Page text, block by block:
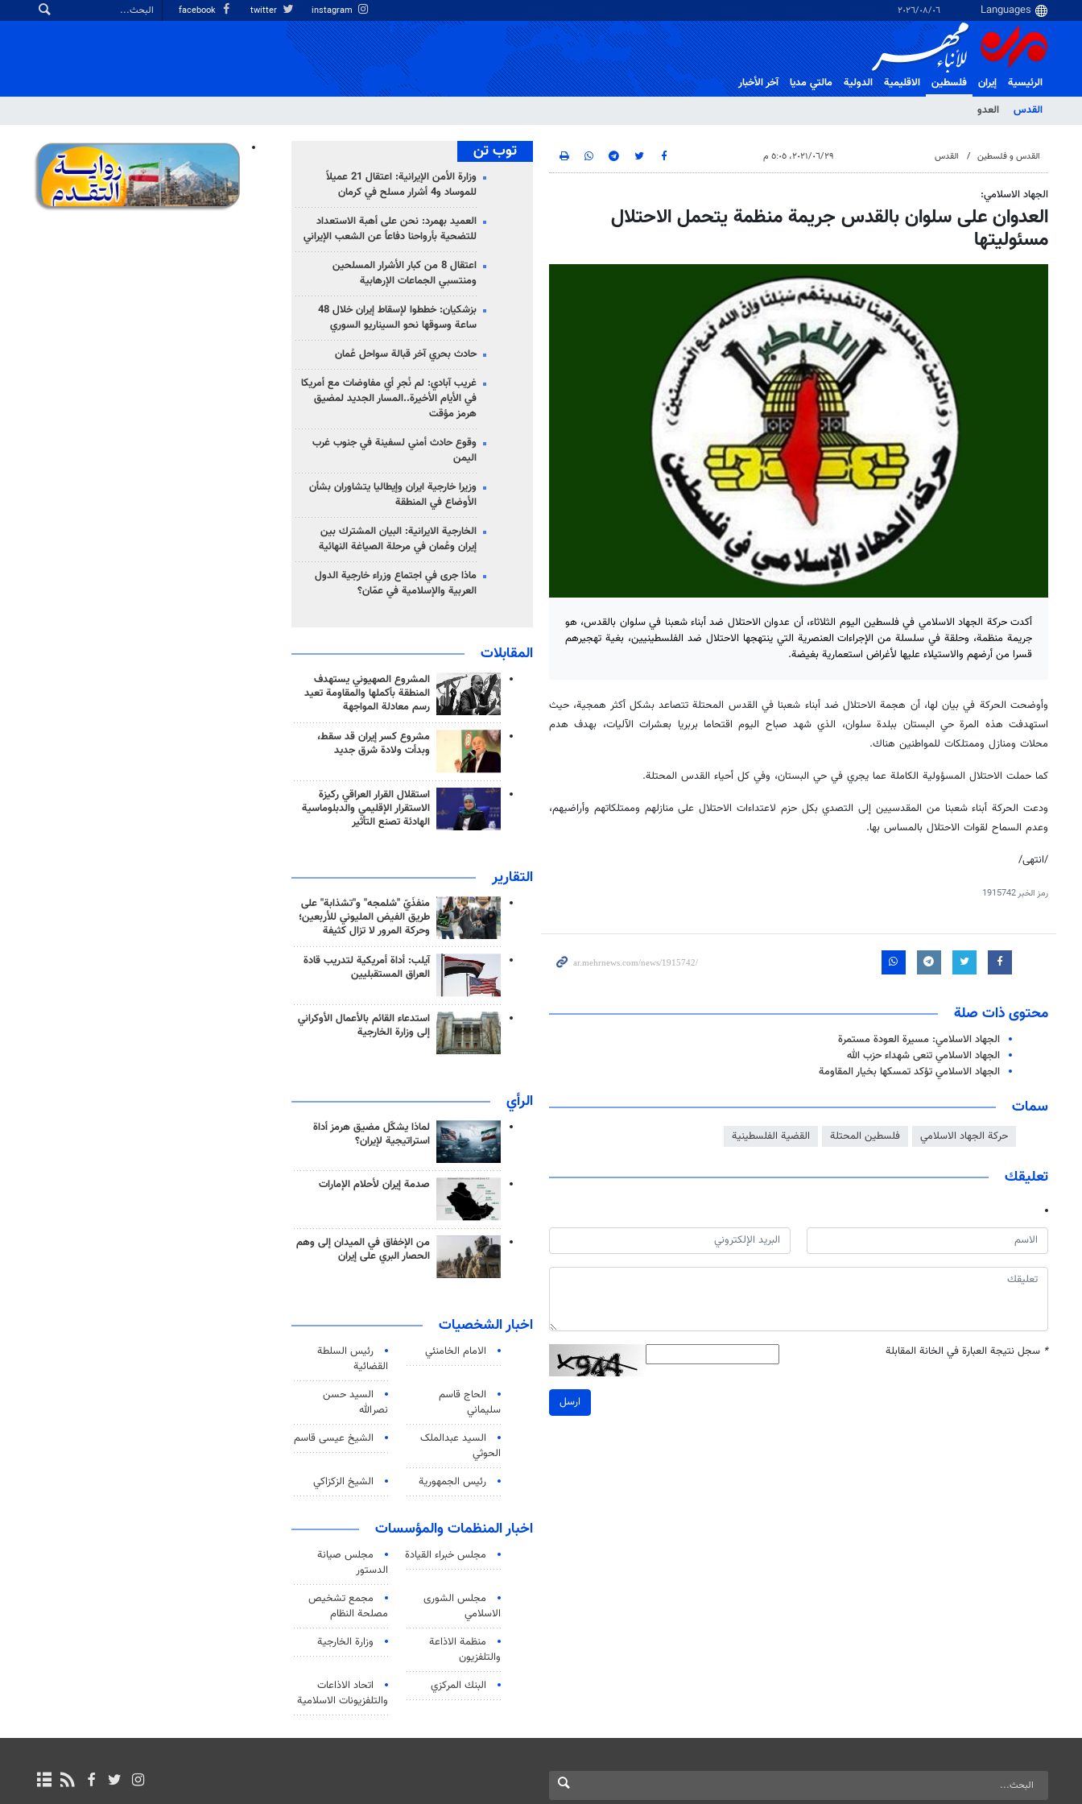
٠٦‏/٠٨‏/٢٠٢٦
الرئيسية إيران
فلسطین
القدس
العدو
الاقلیمیة الدولية مالتي مدیا آخر الأخبار
القدس و فلسطین القدس ٢٩‏/٠٦‏/٢٠٢١، ٥:٠٥ م
الجهاد الاسلامي:
العدوان على سلوان بالقدس جريمة منظمة يتحمل الاحتلال
مسئوليتها
أكدت حركة الجهاد الاسلامي في فلسطين اليوم الثلاثاء، أن عدوان الاحتلال ضد أبناء شعبنا في سلوان بالقدس، هو
جريمة منظمة، وحلقة في سلسلة من الإجراءات العنصرية التي ينتهجها الاحتلال ضد الفلسطينيين، بغية تهجيرهم
قسرا من أرضهم والاستيلاء عليها لأغراض استعمارية بغيضة.
وأوضحت الحركة في بيان لها، أن هجمة الاحتلال ضد أبناء شعبنا في القدس المحتلة تتصاعد بشكل أكثر همجية، حيث
استهدفت هذه المرة حي البستان ببلدة سلوان، الذي شهد صباح اليوم اقتحاما بربريا بعشرات الآليات، بهدف هدم
محلات ومنازل وممتلكات للمواطنين هناك.
كما حملت الاحتلال المسؤولية الكاملة عما يجري في حي البستان، وفي كل أحياء القدس المحتلة.
ودعت الحركة أبناء شعبنا من المقدسيين إلى التصدي بكل حزم لاعتداءات الاحتلال على منازلهم وممتلكاتهم وأراضيهم،
وعدم السماح لقوات الاحتلال بالمساس بها.
/انتهى/
رمز الخبر1915742
محتوى ذات صلة
الجهاد الاسلامي: مسيرة العودة مستمرة
الجهاد الاسلامي تنعى شهداء حزب الله
الجهاد الاسلامي تؤكد تمسكها بخيار المقاومة
سمات
حركة الجهاد الاسلامي فلسطين المحتلة القضية الفلسطينية
تعليقك
* سجل نتيجة العبارة في الخانة المقابلة
ارسل
توب تن
وزارة الأمن الإيرانية: اعتقال 21 عميلاً
للموساد و4 أشرار مسلح في كرمان
العميد بهمرد: نحن على أهبة الاستعداد
للتضحية بأرواحنا دفاعاً عن الشعب الإيراني
اعتقال 8 من كبار الأشرار المسلحين
ومنتسبي الجماعات الإرهابية
بزشكيان: خططوا لإسقاط إيران خلال 48
ساعة وسوقها نحو السيناريو السوري
حادث بحري آخر قبالة سواحل عُمان
غريب آبادي: لم نُجرِ أي مفاوضات مع أمريكا
في الأيام الأخيرة..المسار الجديد لمضيق
هرمز مؤقت
وقوع حادث أمني لسفينة في جنوب غرب
اليمن
وزيرا خارجية ايران وإيطاليا يتشاوران بشأن
الأوضاع في المنطقة
الخارجية الايرانية: البيان المشترك بين
إيران وعُمان في مرحلة الصياغة النهائية
ماذا جرى في اجتماع وزراء خارجية الدول
العربية والإسلامية في عمّان؟
المقابلات
المشروع الصهيوني يستهدف
المنطقة بأكملها والمقاومة تعيد
رسم معادلة المواجهة
مشروع كسر إيران قد سقط،
وبدأت ولادة شرق جديد
استقلال القرار العراقي ركيزة
الاستقرار الإقليمي والدبلوماسية
الهادئة تصنع التأثير
التقارير
منفذَيّ "شلمجه" و"تشذابة" على
طريق الفيض المليوني للأربعين؛
وحركة المرور لا تزال كثيفة
آيلب: أداة أمريكية لتدريب قادة
العراق المستقبليين
استدعاء القائم بالأعمال الأوكراني
إلى وزارة الخارجية
الرأي
لماذا يشكّل مضيق هرمز أداة
استراتيجية لإيران؟
صدمة إيران لأحلام الإمارات
من الإخفاق في الميدان إلى وهم
الحصار البري على إيران
اخبار الشخصيات
الامام الخامنئي
رئیس السلطة
القضائیة
الحاج قاسم
سليماني
السيد حسن
نصرالله
السید عبدالملک
الحوثي
الشيخ عيسى قاسم
رئيس الجمهورية الشيخ الزكزاكي
اخبار المنظمات والمؤسسات
مجلس خبراء القيادة
مجلس صيانة
الدستور
مجلس الشورى
الاسلامي
مجمع تشخيص
مصلحة النظام
منظمة الاذاعة
والتلفزیون
وزارة الخارجية
البنك المركزي
اتحاد الاذاعات
والتلفزيونات الاسلامية